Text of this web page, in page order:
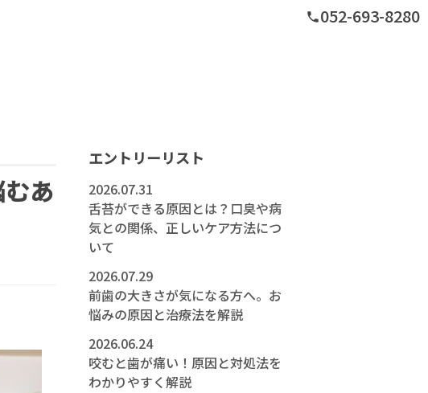
phone052-693-8280
あ
エントリーリスト
2026.07.31
舌苔ができる原因とは？口臭や病
気との関係、正しいケア方法につ
いて
2026.07.29
前歯の大きさが気になる方へ。お
悩みの原因と治療法を解説
2026.06.24
咬むと歯が痛い！原因と対処法を
わかりやすく解説